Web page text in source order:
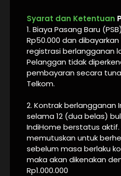
Syarat dan Ketentuan
1. Biaya Pasang Baru
Rp50.000 dan
registrasi berlangganan
Pelanggan tidak
pembayaran secara
Telkom.
2. Kontrak berlangganan
selama 12 (dua belas)
IndiHome berstatus
memutuskan untuk
sebelum masa berlaku
maka akan dikenakan
Rp1.000.000